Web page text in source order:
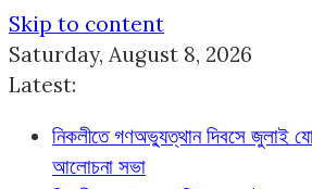
Skip to content
Saturday, August 8, 2026
Latest:
নিকলীতে গণঅভ্যুত্থান দিবসে জুলাই
আলোচনা সভা